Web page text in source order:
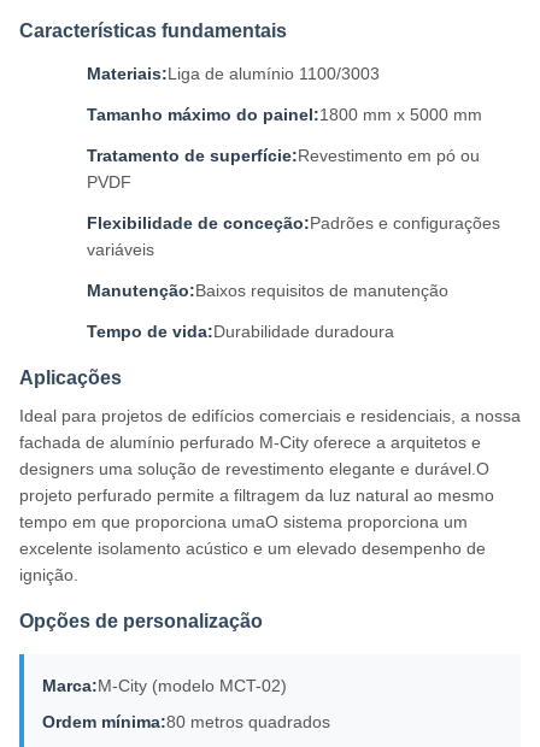
Características fundamentais
Materiais:Liga de alumínio 1100/3003
Tamanho máximo do painel:1800 mm x 5000 mm
Tratamento de superfície:Revestimento em pó ou
PVDF
Flexibilidade de conceção:Padrões e configurações
variáveis
Manutenção:Baixos requisitos de manutenção
Tempo de vida:Durabilidade duradoura
Aplicações
Ideal para projetos de edifícios comerciais e residenciais, a nossa
fachada de alumínio perfurado M-City oferece a arquitetos e
designers uma solução de revestimento elegante e durável.O
projeto perfurado permite a filtragem da luz natural ao mesmo
tempo em que proporciona umaO sistema proporciona um
excelente isolamento acústico e um elevado desempenho de
ignição.
Opções de personalização
Marca:M-City (modelo MCT-02)
Ordem mínima:80 metros quadrados